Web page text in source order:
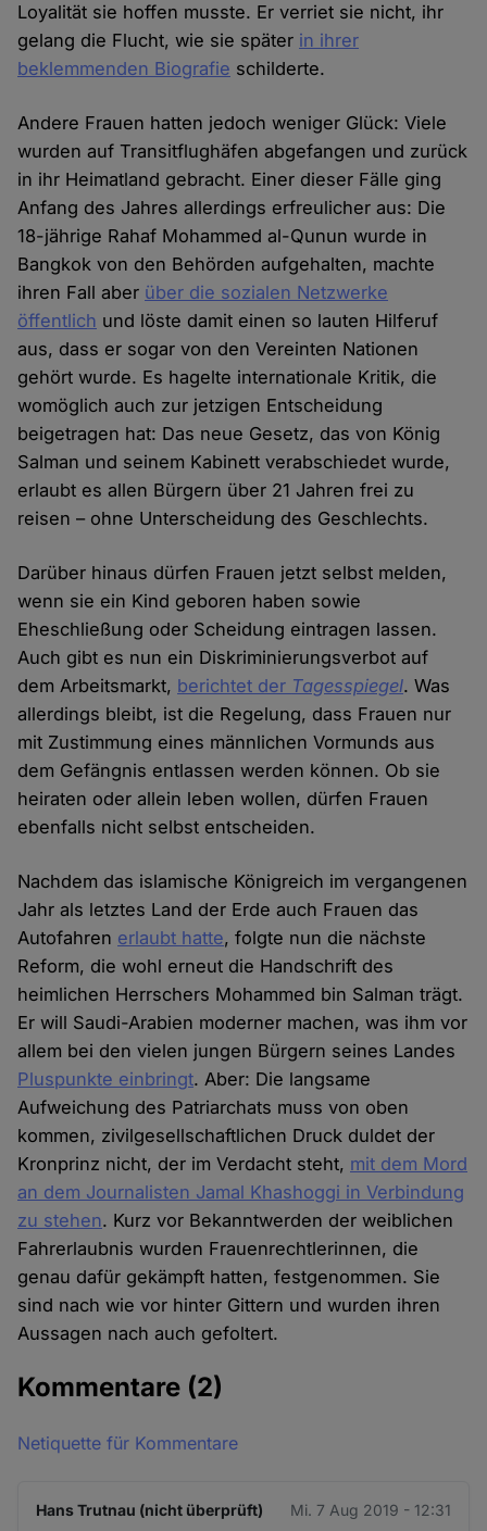
Loyalität sie hoffen musste. Er verriet sie nicht, ihr
gelang die Flucht, wie sie später in ihrer
beklemmenden Biografie schilderte.
Andere Frauen hatten jedoch weniger Glück: Viele
wurden auf Transitflughäfen abgefangen und zurück
in ihr Heimatland gebracht. Einer dieser Fälle ging
Anfang des Jahres allerdings erfreulicher aus: Die
18-jährige Rahaf Mohammed al-Qunun wurde in
Bangkok von den Behörden aufgehalten, machte
ihren Fall aber über die sozialen Netzwerke
öffentlich und löste damit einen so lauten Hilferuf
aus, dass er sogar von den Vereinten Nationen
gehört wurde. Es hagelte internationale Kritik, die
womöglich auch zur jetzigen Entscheidung
beigetragen hat: Das neue Gesetz, das von König
Salman und seinem Kabinett verabschiedet wurde,
erlaubt es allen Bürgern über 21 Jahren frei zu
reisen – ohne Unterscheidung des Geschlechts.
Darüber hinaus dürfen Frauen jetzt selbst melden,
wenn sie ein Kind geboren haben sowie
Eheschließung oder Scheidung eintragen lassen.
Auch gibt es nun ein Diskriminierungsverbot auf
dem Arbeitsmarkt, berichtet der Tagesspiegel. Was
allerdings bleibt, ist die Regelung, dass Frauen nur
mit Zustimmung eines männlichen Vormunds aus
dem Gefängnis entlassen werden können. Ob sie
heiraten oder allein leben wollen, dürfen Frauen
ebenfalls nicht selbst entscheiden.
Nachdem das islamische Königreich im vergangenen
Jahr als letztes Land der Erde auch Frauen das
Autofahren erlaubt hatte, folgte nun die nächste
Reform, die wohl erneut die Handschrift des
heimlichen Herrschers Mohammed bin Salman trägt.
Er will Saudi-Arabien moderner machen, was ihm vor
allem bei den vielen jungen Bürgern seines Landes
Pluspunkte einbringt. Aber: Die langsame
Aufweichung des Patriarchats muss von oben
kommen, zivilgesellschaftlichen Druck duldet der
Kronprinz nicht, der im Verdacht steht, mit dem Mord
an dem Journalisten Jamal Khashoggi in Verbindung
zu stehen. Kurz vor Bekanntwerden der weiblichen
Fahrerlaubnis wurden Frauenrechtlerinnen, die
genau dafür gekämpft hatten, festgenommen. Sie
sind nach wie vor hinter Gittern und wurden ihren
Aussagen nach auch gefoltert.
Kommentare (2)
Netiquette für Kommentare
Hans Trutnau (nicht überprüft) Mi. 7 Aug 2019 - 12:31